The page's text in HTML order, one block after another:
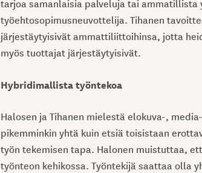
työehtosopimusneuvottelija. Tihanen
järjestäytyisivät ammattiliittoihinsa, jotta
myös tuottajat järjestäytyisivät.
Hybridimallista työntekoa
Halosen ja Tihanen mielestä elokuva-,
pikemminkin yhtä kuin etsiä toisistaan
työn tekemisen tapa. Halonen muistuttaa,
työnteon kehikossa. Työntekijä saattaa olla